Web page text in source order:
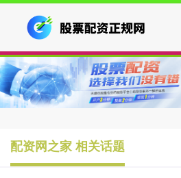
配资网之家 相关话题